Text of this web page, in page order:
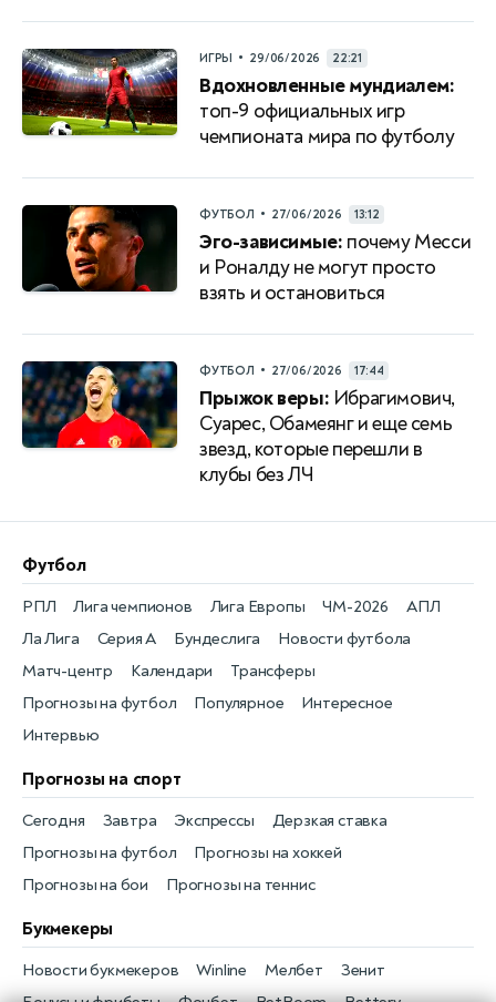
ИГРЫ • 29/06/2026 22:21
Вдохновленные мундиалем:
топ-9 официальных игр
чемпионата мира по футболу
ФУТБОЛ • 27/06/2026 13:12
Эго-зависимые: почему Месси
и Роналду не могут просто
взять и остановиться
ФУТБОЛ • 27/06/2026 17:44
Прыжок веры: Ибрагимович,
Суарес, Обамеянг и еще семь
звезд, которые перешли в
клубы без ЛЧ
Футбол
Новости футбола
РПЛ
Матч-центр
Лига чемпионов
Календари
Лига Европы
Трансферы
ЧМ-2026
Прогнозы на футбол
АПЛ
Популярное
Ла Лига
Интересное
Серия А
Интервью
Бундеслига
Прогнозы на спорт
Прогнозы на футбол
Сегодня
Прогнозы на хоккей
Завтра
Прогнозы на бои
Экспрессы
Прогнозы на теннис
Дерзкая ставка
Букмекеры
Новости букмекеров
Winline
Мелбет
Зенит